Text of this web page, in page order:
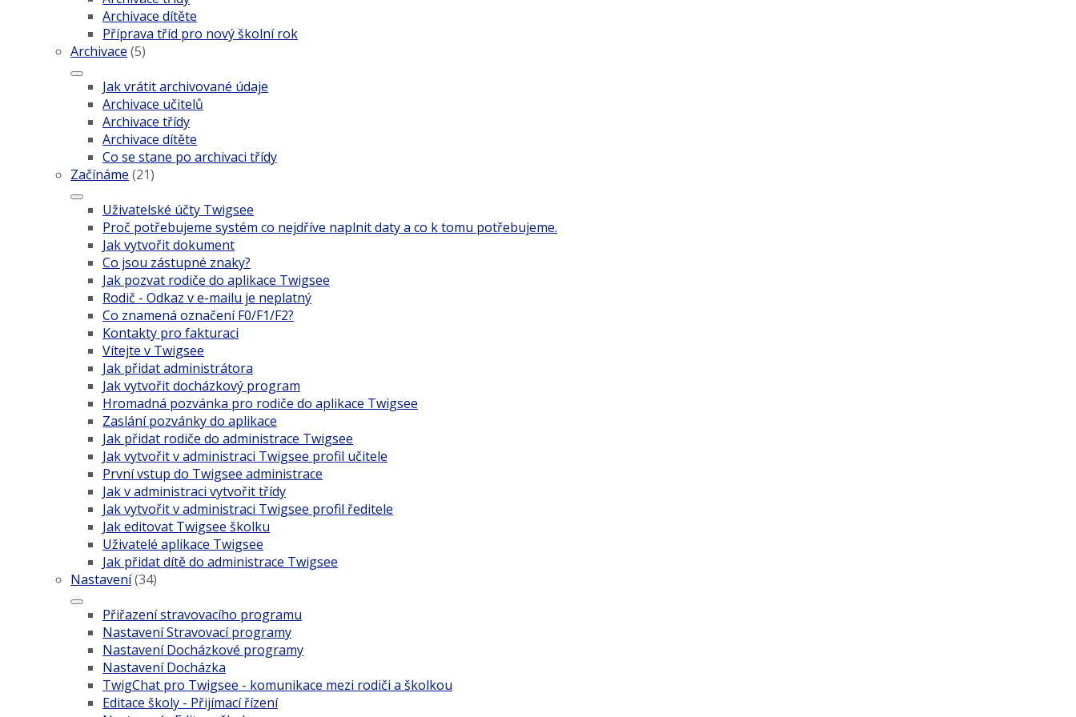
Archivace dítěte
Příprava tříd pro nový školní rok
Archivace (5)
Jak vrátit archivované údaje
Archivace učitelů
Archivace třídy
Archivace dítěte
Co se stane po archivaci třídy
Začínáme (21)
Uživatelské účty Twigsee
Proč potřebujeme systém co nejdříve naplnit daty a co k tomu potřebujeme.
Jak vytvořit dokument
Co jsou zástupné znaky?
Jak pozvat rodiče do aplikace Twigsee
Rodič - Odkaz v e-mailu je neplatný
Co znamená označení F0/F1/F2?
Kontakty pro fakturaci
Vítejte v Twigsee
Jak přidat administrátora
Jak vytvořit docházkový program
Hromadná pozvánka pro rodiče do aplikace Twigsee
Zaslání pozvánky do aplikace
Jak přidat rodiče do administrace Twigsee
Jak vytvořit v administraci Twigsee profil učitele
První vstup do Twigsee administrace
Jak v administraci vytvořit třídy
Jak vytvořit v administraci Twigsee profil ředitele
Jak editovat Twigsee školku
Uživatelé aplikace Twigsee
Jak přidat dítě do administrace Twigsee
Nastavení(34)
Přiřazení stravovacího programu
Nastavení Stravovací programy
Nastavení Docházkové programy
Nastavení Docházka
TwigChat pro Twigsee - komunikace mezi rodiči a školkou
Editace školy - Přijímací řízení